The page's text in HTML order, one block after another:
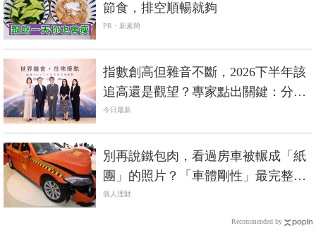
節食，排空順暢就夠
PR・新素簡
指數創高但雜音不斷，2026下半年該
追高還是觀望？專家點出關鍵：分散
不是口號
今日最新
別再說鐵包肉，看過房車被輾成「紙
團」的照片？「車體剛性」最完整解
析《國產車篇》
個人理財
Recommended by